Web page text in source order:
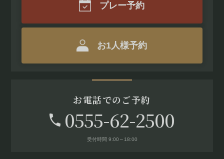
プレー予約
お1人様予約
お電話でのご予約
0555-62-2500
受付時間 9:00～18:00